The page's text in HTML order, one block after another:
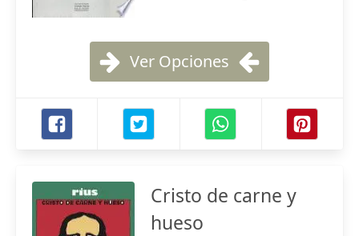
Ver Opciones
Cristo de carne y
hueso